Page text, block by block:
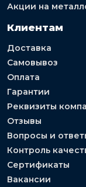
Акции на
Клиентам
Доставка
Самовывоз
Оплата
Гарантии
Реквизиты
Отзывы
Вопросы и
Контроль
Сертификаты
Вакансии